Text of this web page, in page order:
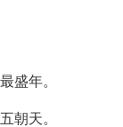
盛年。
朝天。